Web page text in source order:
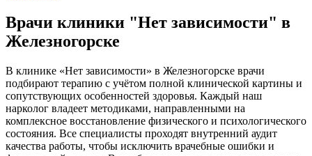
Врачи клиники "Нет зависимости" в
Железногорске
В клинике «Нет зависимости» в Железногорске врачи
подбирают терапию с учётом полной клинической картины и
сопутствующих особенностей здоровья. Каждый наш
нарколог владеет методиками, направленными на
комплексное восстановление физического и психологического
состояния. Все специалисты проходят внутренний аудит
качества работы, чтобы исключить врачебные ошибки и